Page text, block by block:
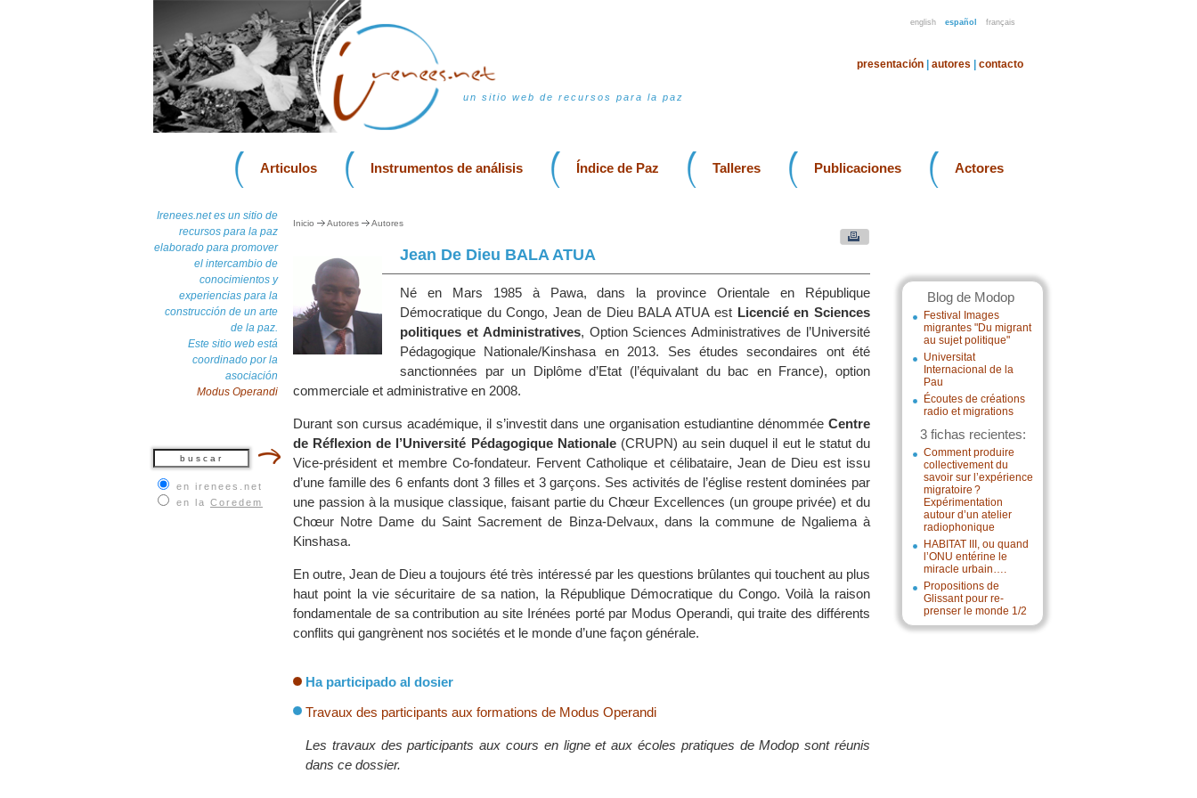
english español français
un sitio web de recursos para la paz
presentación autores contacto
Articulos Instrumentos de análisis Índice de Paz Talleres Publicaciones Actores
Irenees.net es un sitio de
recursos para la paz
elaborado para promover
el intercambio de
conocimientos y
experiencias para la
construcción de un arte
de la paz.
Este sitio web está
coordinado por la
asociación
Modus Operandi
en irenees.net
en la Coredem
Blog de Modop
Festival Images
migrantes "Du migrant
au sujet politique"
Universitat
Internacional de la
Pau
Écoutes de créations
radio et migrations
3 fichas recientes:
Comment produire
collectivement du
savoir sur l’expérience
migratoire ?
Expérimentation
autour d’un atelier
radiophonique
HABITAT III, ou quand
l’ONU entérine le
miracle urbain….
Propositions de
Glissant pour re-
prenser le monde 1/2
Inicio Autores Autores
Jean De Dieu BALA ATUA
Né en Mars 1985 à Pawa, dans la province Orientale en République
Démocratique du Congo, Jean de Dieu BALA ATUA est Licencié en Sciences
politiques et Administratives, Option Sciences Administratives de l’Université
Pédagogique Nationale/Kinshasa en 2013. Ses études secondaires ont été
sanctionnées par un Diplôme d’Etat (l’équivalant du bac en France), option
commerciale et administrative en 2008.
Durant son cursus académique, il s’investit dans une organisation estudiantine dénommée Centre
de Réflexion de l’Université Pédagogique Nationale(CRUPN) au sein duquel il eut le statut du
Vice-président et membre Co-fondateur. Fervent Catholique et célibataire, Jean de Dieu est issu
d’une famille des 6 enfants dont 3 filles et 3 garçons. Ses activités de l’église restent dominées par
une passion à la musique classique, faisant partie du Chœur Excellences (un groupe privée) et du
Chœur Notre Dame du Saint Sacrement de Binza-Delvaux, dans la commune de Ngaliema à
Kinshasa.
En outre, Jean de Dieu a toujours été très intéressé par les questions brûlantes qui touchent au plus
haut point la vie sécuritaire de sa nation, la République Démocratique du Congo. Voilà la raison
fondamentale de sa contribution au site Irénées porté par Modus Operandi, qui traite des différents
conflits qui gangrènent nos sociétés et le monde d’une façon générale.
Ha participado al dosier
Travaux des participants aux formations de Modus Operandi
Les travaux des participants aux cours en ligne et aux écoles pratiques de Modop sont réunis
dans ce dossier.